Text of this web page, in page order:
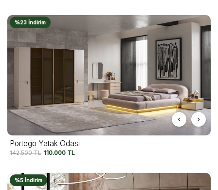
%23 İndirim
Portego Yatak Odası
142.500TL 110.000 TL
%5 İndirim